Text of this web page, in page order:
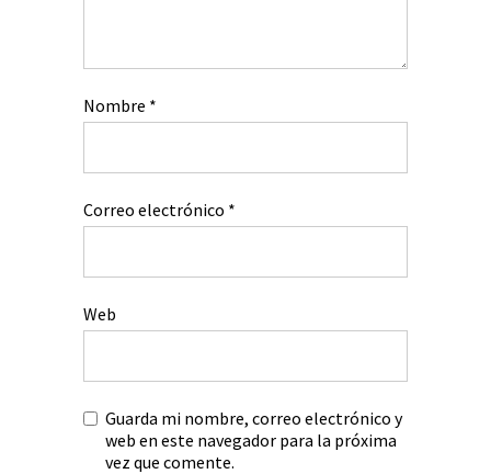
Nombre *
Correo electrónico *
Web
Guarda mi nombre, correo electrónico y
web en este navegador para la próxima
vez que comente.